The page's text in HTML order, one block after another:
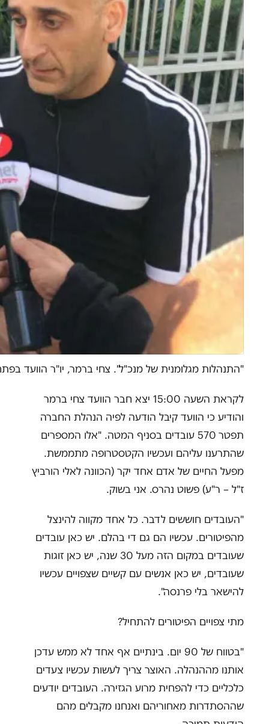
"התנהלות מגלומנית של מנכ"ל". צחי ברמר, יו"ר הוועד
לקראת השעה 15:00 יצא חבר הוועד צחי ברמר
והודיע כי הוועד קיבל הודעה לפיה הנהלת החברה
תפטר 570 עובדים בסניף המטה. "אלו המספרים
שהתרענו עליהם ועכשיו הקטסטרופה מתממשת.
מפעל החיים של אדם אחד יקר (הכוונה לאלי הורביץ
ז"ל – ר"ע) פשוט נהרס. אני בשוק.
"העובדים חוששים לדבר. כל אחד מקווה להינצל
מהפיטורים. עכשיו הם גם די בהלם. יש כאן עובדים
שעובדים במקום הזה מעל 30 שנה, יש כאן זוגות
שעובדים, יש כאן אנשים עם קשיים שצפויים עכשיו
להישאר בלי פרנסה".
מתי צפויים הפיטורים להתחיל?
"בטווח של 90 יום. בינתיים אף אחד לא ממש עדכן
אותנו מההנהלה. האוצר צריך לעשות עכשיו צעדים
כלכליים כדי להפחית מרוע הגזירה. העובדים יודעים
שההסתדרות מאחוריהם ואנחנו מקבלים מהם